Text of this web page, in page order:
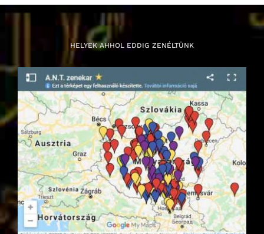
HELYEK AHHOL EDDIG ZENÉLTÜNK